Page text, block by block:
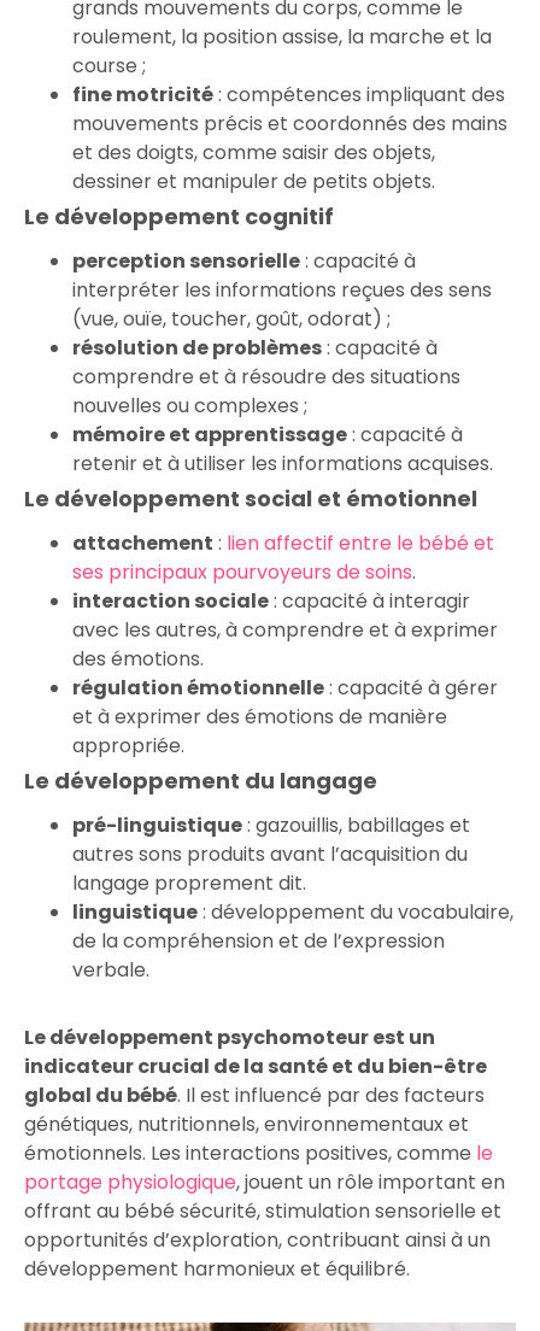
grands mouvements du corps, comme le
roulement, la position assise, la marche et la
course ;
fine motricité: compétences impliquant des
mouvements précis et coordonnés des mains
et des doigts, comme saisir des objets,
dessiner et manipuler de petits objets.
Le développement cognitif
perception sensorielle: capacité à
interpréter les informations reçues des sens
(vue, ouïe, toucher, goût, odorat) ;
résolution de problèmes: capacité à
comprendre et à résoudre des situations
nouvelles ou complexes ;
mémoire et apprentissage: capacité à
retenir et à utiliser les informations acquises.
Le développement social et émotionnel
attachement : lien affectif entre le bébé et
ses principaux pourvoyeurs de soins.
interaction sociale: capacité à interagir
avec les autres, à comprendre et à exprimer
des émotions.
régulation émotionnelle: capacité à gérer
et à exprimer des émotions de manière
appropriée.
Le développement du langage
pré-linguistique: gazouillis, babillages et
autres sons produits avant l’acquisition du
langage proprement dit.
linguistique: développement du vocabulaire,
de la compréhension et de l’expression
verbale.
Le développement psychomoteur est un
indicateur crucial de la santé et du bien-être
global du bébé. Il est influencé par des facteurs
génétiques, nutritionnels, environnementaux et
émotionnels. Les interactions positives, comme le
portage physiologique, jouent un rôle important en
offrant au bébé sécurité, stimulation sensorielle et
opportunités d’exploration, contribuant ainsi à un
développement harmonieux et équilibré.